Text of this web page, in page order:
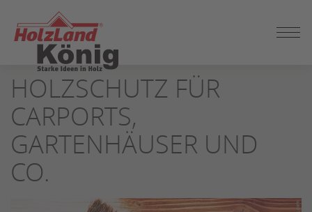
SEITENINHALT
SPRINGEN
HOLZSCHUTZ FÜR
CARPORTS,
GARTENHÄUSER UND
CO.